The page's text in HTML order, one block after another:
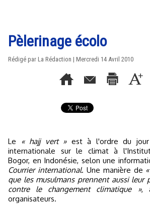
Pèlerinage écolo
Rédigé par La Rédaction | Mercredi 14 Avril 2010
Le « hajj vert »est à l'ordre du jour
internationale sur le climat à
Bogor, en Indonésie, selon une
Courrier international. Une manière de
que les musulmans prennent aussi leur
contre le changement climatique »,
organisateurs.